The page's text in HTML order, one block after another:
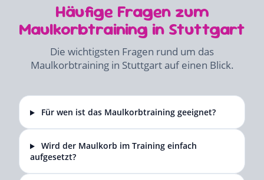
Häufige Fragen zum
Maulkorbtraining in Stuttgart
Die wichtigsten Fragen rund um das
Maulkorbtraining in Stuttgart auf einen Blick.
Für wen ist das Maulkorbtraining geeignet?
Wird der Maulkorb im Training einfach
aufgesetzt?